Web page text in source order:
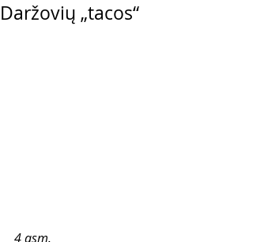
Daržovių „tacos“
4 asm.